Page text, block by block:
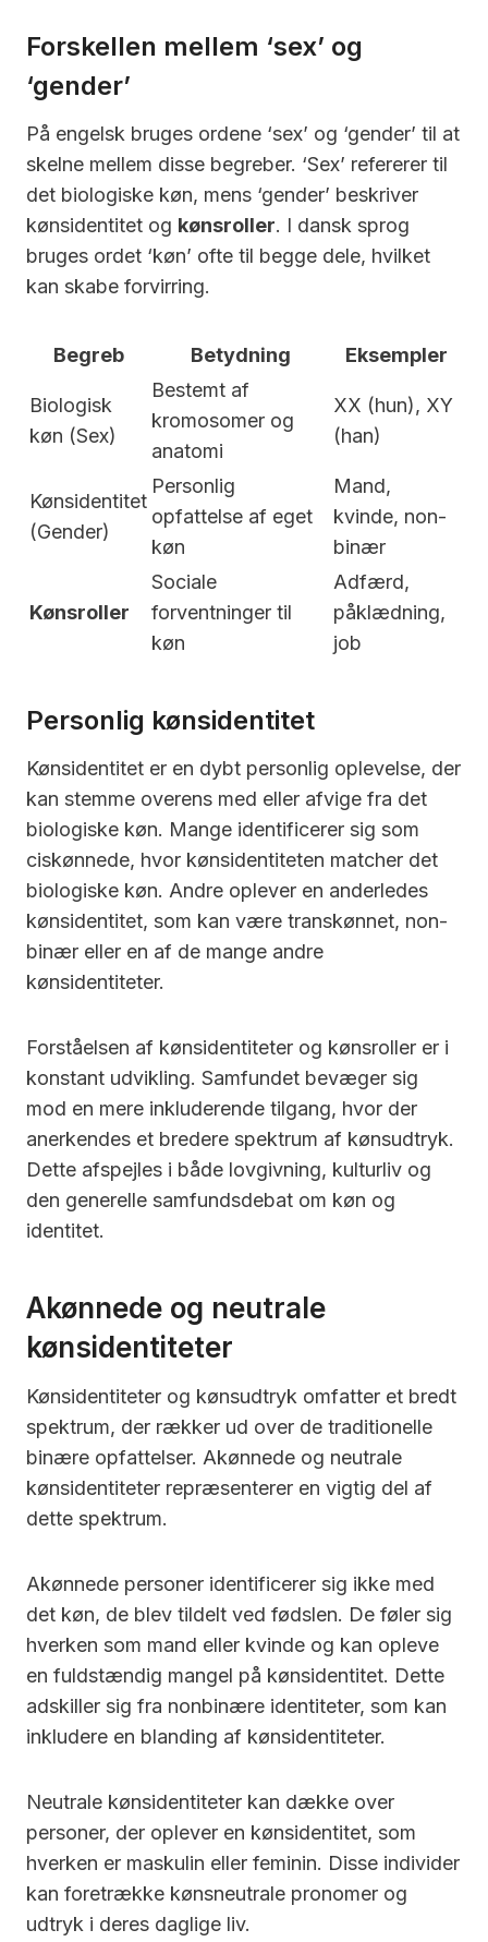
Forskellen mellem ‘sex’ og
‘gender’
På engelsk bruges ordene ‘sex’ og ‘gender’ til at
skelne mellem disse begreber. ‘Sex’ refererer til
det biologiske køn, mens ‘gender’ beskriver
kønsidentitet og kønsroller. I dansk sprog
bruges ordet ‘køn’ ofte til begge dele, hvilket
kan skabe forvirring.
Begreb Betydning Eksempler
Biologisk
køn (Sex)
Bestemt af
kromosomer og
anatomi
XX (hun), XY
(han)
Kønsidentitet
(Gender)
Personlig
opfattelse af eget
køn
Mand,
kvinde, non-
binær
Kønsroller
Sociale
forventninger til
køn
Adfærd,
påklædning,
job
Personlig kønsidentitet
Kønsidentitet er en dybt personlig oplevelse, der
kan stemme overens med eller afvige fra det
biologiske køn. Mange identificerer sig som
ciskønnede, hvor kønsidentiteten matcher det
biologiske køn. Andre oplever en anderledes
kønsidentitet, som kan være transkønnet, non-
binær eller en af de mange andre
kønsidentiteter.
Forståelsen af kønsidentiteter og kønsroller er i
konstant udvikling. Samfundet bevæger sig
mod en mere inkluderende tilgang, hvor der
anerkendes et bredere spektrum af kønsudtryk.
Dette afspejles i både lovgivning, kulturliv og
den generelle samfundsdebat om køn og
identitet.
Akønnede og neutrale
kønsidentiteter
Kønsidentiteter og kønsudtryk omfatter et bredt
spektrum, der rækker ud over de traditionelle
binære opfattelser. Akønnede og neutrale
kønsidentiteter repræsenterer en vigtig del af
dette spektrum.
Akønnede personer identificerer sig ikke med
det køn, de blev tildelt ved fødslen. De føler sig
hverken som mand eller kvinde og kan opleve
en fuldstændig mangel på kønsidentitet. Dette
adskiller sig fra nonbinære identiteter, som kan
inkludere en blanding af kønsidentiteter.
Neutrale kønsidentiteter kan dække over
personer, der oplever en kønsidentitet, som
hverken er maskulin eller feminin. Disse individer
kan foretrække kønsneutrale pronomer og
udtryk i deres daglige liv.